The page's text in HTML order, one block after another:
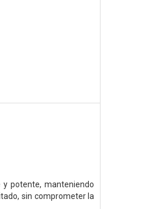
potente, manteniendo
sin comprometer la